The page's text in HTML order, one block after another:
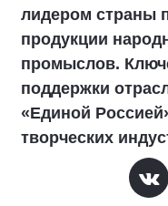
лидером страны
продукции
промыслов.
поддержки
«Единой
творческих